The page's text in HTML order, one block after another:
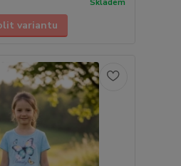
Skladem
variantu